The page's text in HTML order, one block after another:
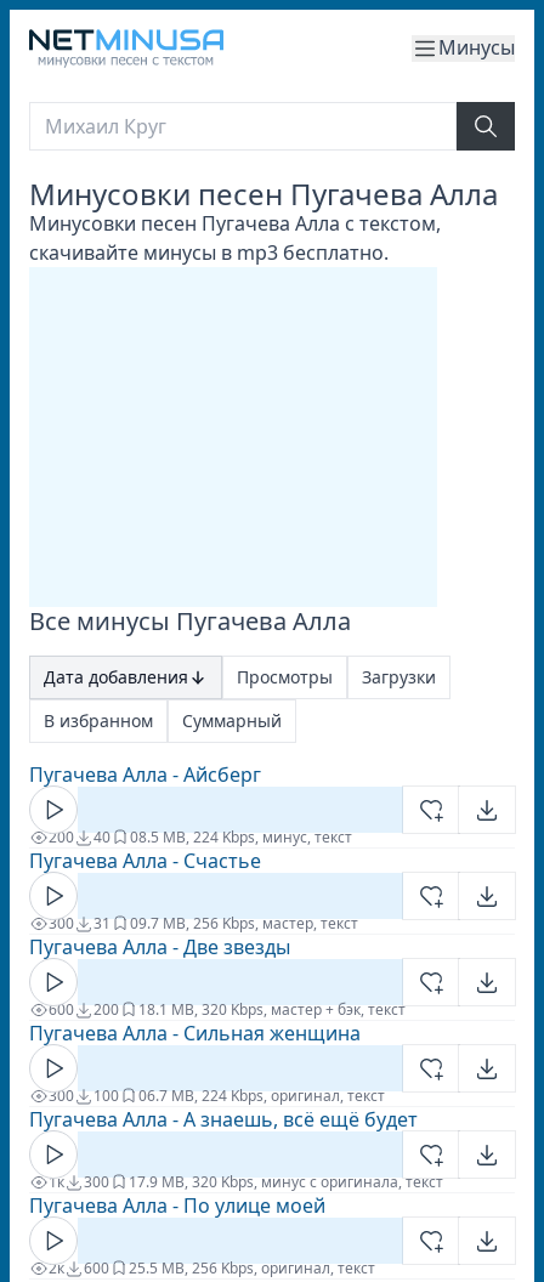
Минусы
Минусовки песен Пугачева Алла
Минусовки песен Пугачева Алла с текстом,
скачивайте минусы в mp3 бесплатно.
Все минусы Пугачева Алла
Дата добавления Просмотры
Загрузки
В избранном
Суммарный
Пугачева Алла - Айсберг
200 40 08.5 MB, 224 Kbps, минус, текст
Пугачева Алла - Счастье
300 31 09.7 MB, 256 Kbps, мастер, текст
Пугачева Алла - Две звезды
600 200 18.1 MB, 320 Kbps, мастер + бэк, текст
Пугачева Алла - Сильная женщина
300 100 06.7 MB, 224 Kbps, оригинал, текст
Пугачева Алла - А знаешь, всё ещё будет
1к 300 17.9 MB, 320 Kbps, минус с оригинала, текст
Пугачева Алла - По улице моей
2к 600 25.5 MB, 256 Kbps, оригинал, текст